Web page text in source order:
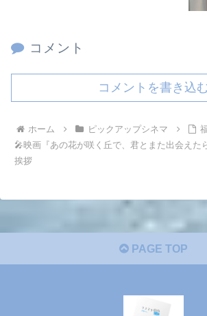
コメント
コメントを書き込
ホーム ピックアップシネマ
🎤映画『あの花が咲く丘で、君とまた出会えた
挨拶
PAGE TOP